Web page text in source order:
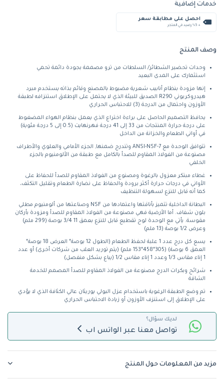
خدمات إضافية
احصل على مطابقة سعر
+ %5 رصيد في المتجر
وصف المنتج
وحدات تحضير الشطائر/ السلطات من ترو مصممة بجودة دائمة تحمي
استثمارك على المدى البعيد
إنها مزودة بنظام أنابيب شعرية مضبوط بالمصنع وقائم بذاته يستخدم مبرد
هيدروكربوني R290 الصديق للبيئة الذي لا يحتمل على الإطلاق استنزافه لطبقة
الأوزون واحتمال من الدرجة (3) للاحتباس الحراري
يحافظ التصميم الحاصل على براءة اختراع الذي يعمل بنظام الهواء المضغوط
على درجة حرارة المنتجات من 33 إلى 41 درجة فهرنهايت (0.5 إلى 5 درجة مئوية)
في أواني الطعام والخزانة من الداخل
تتوافق الوحدة مع ANSI-NSF-7 وتندرج ضمنها, الجزء الأمامي والعلوي والأطراف
مصنوعة من الفولاذ المقاوم للصدأ بالكامل مع طبقة من الألومنيوم بالجزء
الخلفي
غطاء مبتكر معزول بالرغوة ومصنوع من الفولاذ المقاوم للصدأ للحفاظ على
الأواني في درجات حرارة أكثر برودة والحفاظ على نضارة الطعام وتقليل التكثف،
كما أنه قابل للنزع لسهولة التنظيف
البطانة الداخلية تتميز بأناقتها واعتمادها من NSF وصناعتها من ألومنيوم مطلي
بلون شفاف. أما الأرضية فهي مصنوعة من الفولاذ المقاوم للصدأ ومزودة بأركان
مقوسة. يأتي مع الوحدة لوح تقطيع قابل للنزع بعمق 11 3/4 بوصة (299 ملم)
وعرض 1/2 بوصة (13 ملم)
يسع كل درج عدد 1 علبة لحفظ الطعام (الطول 12 بوصة* العرض 18 بوصة*
العمق 6 بوصة) (305*458*153 ملم) (يتم توريد العلب من شركات أخرى) أو عدد
1 إناء مقاس 1/3 وعدد 1 إناء مقاس 1/2 (يباع بشكل منفصل)
شرائح وبكرات الدرج مصنوعة من الفولاذ المقاوم للصدأ المصمم للخدمة
الشاقة
تم وضع الطبقة الرغوية باستخدام عزل البولي يوريثان عالي الكثافة الذي لا يؤدي
على الإطلاق إلى استنزف الأوزون أو زيادة الاحتباس الحراري
لديك سؤال؟
تواصل معنا عبر الواتس اب
مزيد من المعلومات حول المنتج